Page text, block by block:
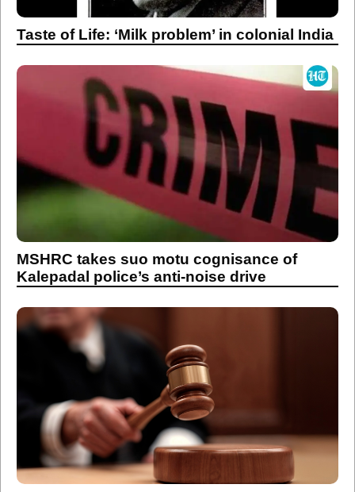
Taste of Life: ‘Milk problem’ in colonial India
MSHRC takes suo motu cognisance of
Kalepadal police’s anti-noise drive